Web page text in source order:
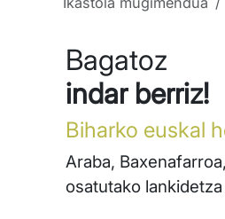
Bagatoz
indar berriz!
Biharko euskal
Araba,
osatutako